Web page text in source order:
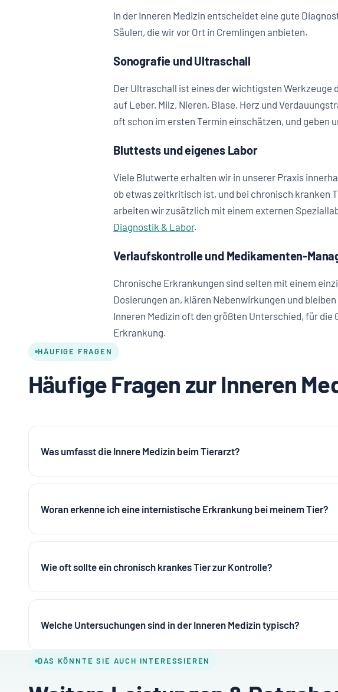
In der Inneren Medizin entscheidet eine gute
Säulen, die wir vor Ort in Cremlingen anbieten.
Sonografie und Ultraschall
Der Ultraschall ist eines der wichtigsten Werkzeuge
auf Leber, Milz, Nieren, Blase, Herz und
oft schon im ersten Termin einschätzen, und geben
Bluttests und eigenes Labor
Viele Blutwerte erhalten wir in unserer Praxis
ob etwas zeitkritisch ist, und bei chronisch kranken
arbeiten wir zusätzlich mit einem externen
Diagnostik & Labor.
Verlaufskontrolle und Medikamenten-
Chronische Erkrankungen sind selten mit einem
Dosierungen an, klären Nebenwirkungen und
Inneren Medizin oft den größten Unterschied, für
Erkrankung.
HÄUFIGE FRAGEN
Häufige Fragen zur Inneren
Was umfasst die Innere Medizin beim Tierarzt?
Woran erkenne ich eine internistische Erkrankung bei meinem Tier?
Wie oft sollte ein chronisch krankes Tier zur Kontrolle?
Welche Untersuchungen sind in der Inneren Medizin typisch?
DAS KÖNNTE SIE AUCH INTERESSIEREN